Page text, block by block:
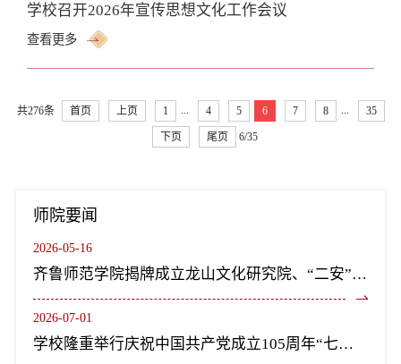
学校召开2026年宣传思想文化工作会议
查看更多
共276条 首页 上页 1 4 5 6 7 8 35
下页 尾页 6/35
师院要闻
2026-05-16
齐鲁师范学院揭牌成立龙山文化研究院、“二安”文化研究院
2026-07-01
学校隆重举行庆祝中国共产党成立105周年“七一”表彰大会暨《长歌尽美》艺术党课